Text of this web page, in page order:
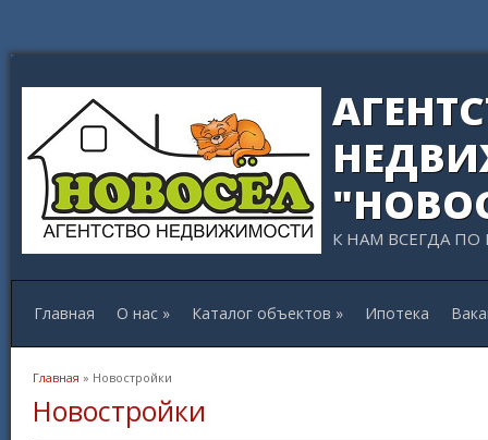
К НАМ ВСЕГДА ПО
Главная О нас » Каталог объектов » Ипотека
Вы здесь
Главная » Новостройки
Новостройки